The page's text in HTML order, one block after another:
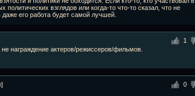
взглядов или когда-то что-то сказал, что не
его работа будет самой лучшей.
1
награждение актеров/режиссеров/фильмов.
0
]